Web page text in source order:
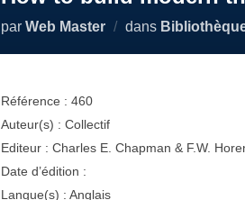
par Web Master dans
Référence : 460
Auteur(s) : Collectif
Editeur : Charles E. Chapman & F.W.
Date d’édition :
Langue(s) : Anglais